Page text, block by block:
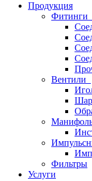
Продукция
Фитинги
Вентили
Фильтры
Услуги